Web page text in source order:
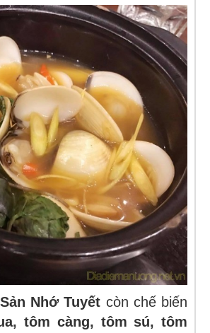
Nhớ Tuyết còn chế biến
tôm càng, tôm sú, tôm